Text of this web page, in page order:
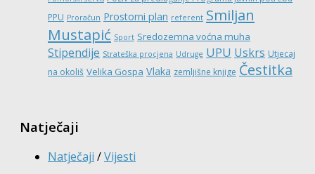
PPU Proračun Prostorni plan referent Smiljan
Mustapić Sport Sredozemna voćna muha
Stipendije Strateška procjena Udruge UPU Uskrs Utjecaj
na okoliš Velika Gospa Vlaka zemljišne knjige Čestitka
Natječaji
Natječaji /Vijesti